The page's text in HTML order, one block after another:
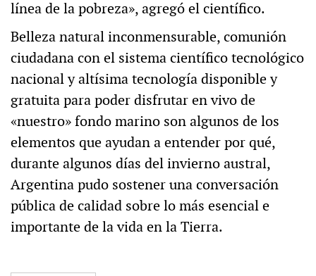
línea de la pobreza», agregó el científico.
Belleza natural inconmensurable, comunión
ciudadana con el sistema científico tecnológico
nacional y altísima tecnología disponible y
gratuita para poder disfrutar en vivo de
«nuestro» fondo marino son algunos de los
elementos que ayudan a entender por qué,
durante algunos días del invierno austral,
Argentina pudo sostener una conversación
pública de calidad sobre lo más esencial e
importante de la vida en la Tierra.